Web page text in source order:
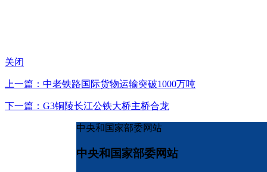
关闭
上一篇：中老铁路国际货物运输突破1000万吨
下一篇：G3铜陵长江公铁大桥主桥合龙
中央和国家部委网站
中央和国家部委网站